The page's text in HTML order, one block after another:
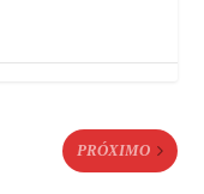
PRÓXIMO